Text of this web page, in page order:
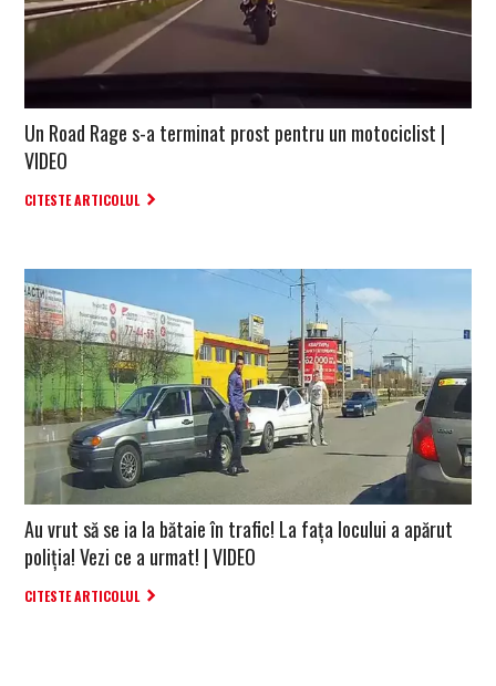
Un Road Rage s-a terminat prost pentru un motociclist |
VIDEO
CITESTE ARTICOLUL
Au vrut să se ia la bătaie în trafic! La fața locului a apărut
poliția! Vezi ce a urmat! | VIDEO
CITESTE ARTICOLUL